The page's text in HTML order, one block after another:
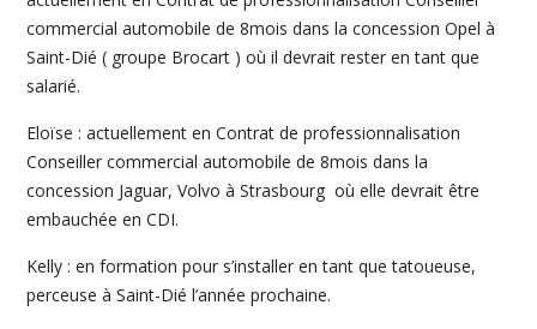
commercial automobile de 8mois dans la concession Opel à
Saint-Dié ( groupe Brocart ) où il devrait rester en tant que
salarié.
Eloïse : actuellement en Contrat de professionnalisation
Conseiller commercial automobile de 8mois dans la
concession Jaguar, Volvo à Strasbourg où elle devrait être
embauchée en CDI.
Kelly : en formation pour s’installer en tant que tatoueuse,
perceuse à Saint-Dié l’année prochaine.